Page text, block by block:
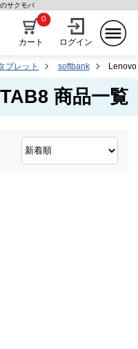
サクモバ
カート
0
ログイン
ブレット softbank Lenovo
商品一覧